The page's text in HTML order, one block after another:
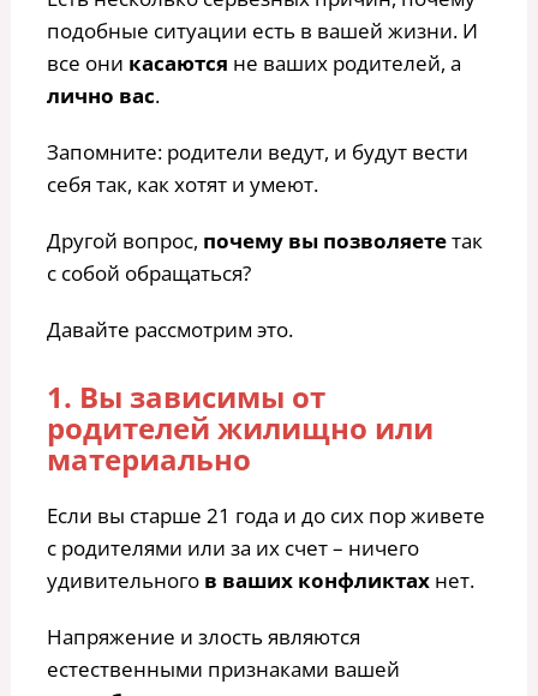
подобные ситуации есть в вашей жизни. И
все они касаются не ваших родителей, а
лично вас.
Запомните: родители ведут, и будут вести
себя так, как хотят и умеют.
Другой вопрос, почему вы позволяететак
с собой обращаться?
Давайте рассмотрим это.
1. Вы зависимы от
родителей жилищно или
материально
Если вы старше 21 года и до сих пор живете
с родителями или за их счет – ничего
удивительного в ваших конфликтахнет.
Напряжение и злость являются
естественными признаками вашей